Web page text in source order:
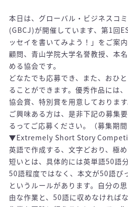
本日は、グローバル・ビジネスコ
(GBCJ)が開催しています、第1回
ッセイを書いてみよう！」をご案
顧問、青山学院大学名誉教授、本
める協会です。
どなたでも応募でき、また、おひ
ることができます。優秀作品には
協会賞、特別賞を用意しております
ご興味ある方は、是非下記の募集
るってご応募ください。（募集期間
▼Extremely Short Story
英語で作成する、文字どおり、極
短いとは、具体的には英単語50語
50語程度ではなく、本文が50語ぴ
というルールがあります。自分の
由な作業と、50語に収めなければ